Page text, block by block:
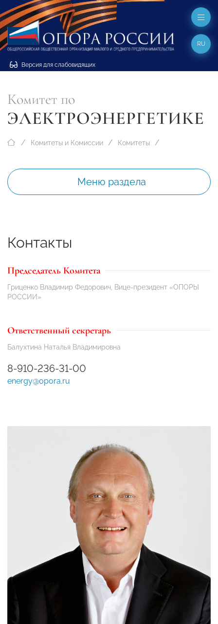
Версия для слабовидящих
RU
Комитет по
ЭЛЕКТРОЭНЕРГЕТИКЕ
Комитеты и Комиссии Комитеты
Меню раздела
Контакты
Председатель Комитета
Гриценко Владимир Федорович, Вице-президент «ОПОРЫ
РОССИИ»
Ответственный секретарь
Балухтина Наталья Владимировна
8-910-236-31-00
energy@opora.ru